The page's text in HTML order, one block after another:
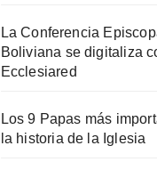
La Conferencia
Boliviana se digitaliza
Ecclesiared
Los 9 Papas más
la historia de la Iglesia